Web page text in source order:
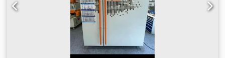
technische gegevens niet gecontroleerd zonder verdere
items/zonder verdere accessoires, tenzij expliciet vermeld
als onderdeel van het item WIJ RADEN DRINGEND AAN OM
DE INSPECTIEDAG TE BEZOEKEN! Onder voorbehoud Dit
kavel wordt onder voorbehoud geveild. Na afloop van de